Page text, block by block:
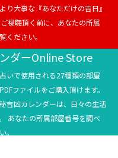
り大事な『あなただけの吉日』
視聴頂く前に、あなたの所属
ください。
ダーOnline Store
いで使用される27種類の部屋
ファイルをご購入頂けます。
吉凶カレンダーは、日々の生活
あなたの所属部屋番号を調べ
。